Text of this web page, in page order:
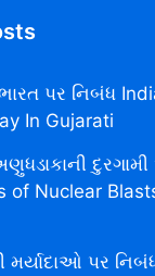
પર નિબંધ
In Gujarati
of Nuclear
મર્યાદાઓ પર